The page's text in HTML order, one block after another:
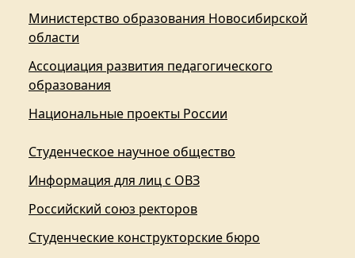
Министерство образования Новосибирской
области
Ассоциация развития педагогического
образования
Национальные проекты России
Студенческое научное общество
Информация для лиц с ОВЗ
Российский союз ректоров
Студенческие конструкторские бюро